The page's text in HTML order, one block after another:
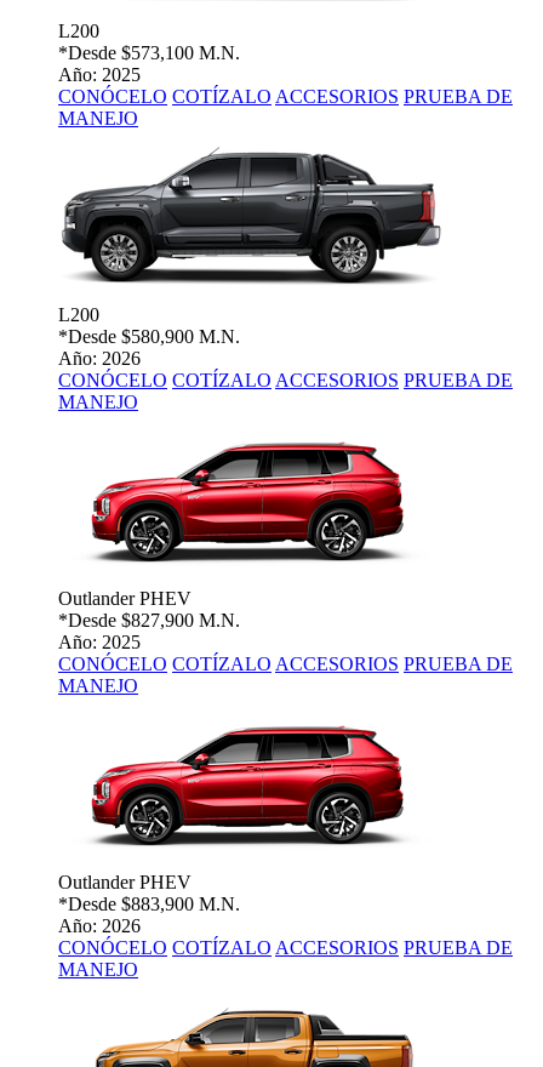
L200
*Desde $573,100 M.N.
Año: 2025
CONÓCELO COTÍZALO ACCESORIOS PRUEBA DE
MANEJO
L200
*Desde $580,900 M.N.
Año: 2026
CONÓCELO COTÍZALO ACCESORIOS PRUEBA DE
MANEJO
Outlander PHEV
*Desde $827,900 M.N.
Año: 2025
CONÓCELO COTÍZALO ACCESORIOS PRUEBA DE
MANEJO
Outlander PHEV
*Desde $883,900 M.N.
Año: 2026
CONÓCELO COTÍZALO ACCESORIOS PRUEBA DE
MANEJO